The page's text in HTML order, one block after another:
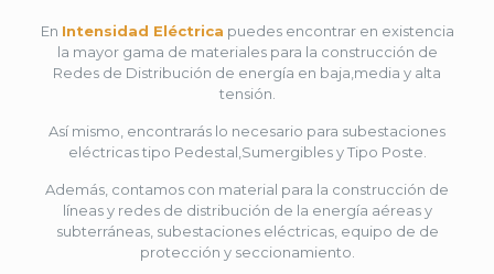
En Intensidad Eléctrica puedes encontrar en existencia
la mayor gama de materiales para la construcción de
Redes de Distribución de energía en baja,media y alta
tensión.
Así mismo, encontrarás lo necesario para subestaciones
eléctricas tipo Pedestal,Sumergibles y Tipo Poste.
Además, contamos con material para la construcción de
líneas y redes de distribución de la energía aéreas y
subterráneas, subestaciones eléctricas, equipo de de
protección y seccionamiento.